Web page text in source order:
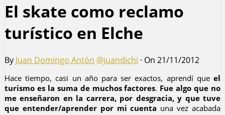
El skate como reclamo
turístico en Elche
By Juan Domingo Antón @juandichi · On 21/11/2012
Hace tiempo, casi un año para ser exactos, aprendí que el
turismo es la suma de muchos factores. Fue algo que no
me enseñaron en la carrera, por desgracia, y que tuve
que entender/aprender por mi cuenta una vez acabada